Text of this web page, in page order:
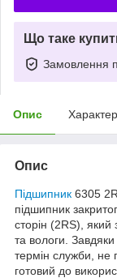
Що таке
Замовлення
Опис
Опис
Підшипник 6305
підшипник
сторін (2RS), який
та вологи.
термін служби, не
готовий до